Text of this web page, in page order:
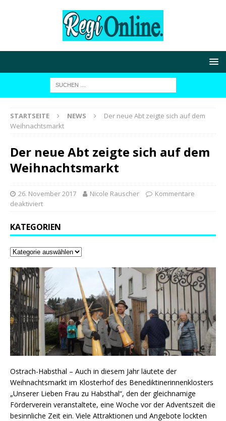
STARTSEITE NEWS
Der neue Abt zeigte sich auf dem
Weihnachtsmarkt
Der neue Abt zeigte sich auf dem
Weihnachtsmarkt
26. November 2017 Nicole Rauscher
Kommentare
deaktiviert
KATEGORIEN
Ostrach-Habsthal – Auch in diesem Jahr läutete der
Weihnachtsmarkt im Klosterhof des Benediktinerinnenklosters
„Unserer Lieben Frau zu Habsthal“, den der gleichnamige
Förderverein veranstaltete, eine Woche vor der Adventszeit die
besinnliche Zeit ein. Viele Attraktionen und Angebote lockten